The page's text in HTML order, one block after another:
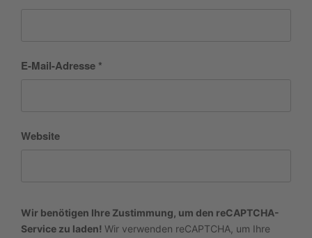
E-Mail-Adresse *
Website
Wir benötigen Ihre Zustimmung, um den reCAPTCHA-
Service zu laden! Wir verwenden reCAPTCHA, um Ihre